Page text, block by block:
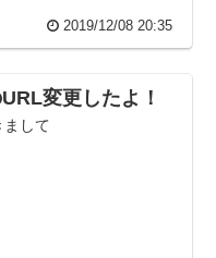
2019/12/08 20:35
変更したよ！
まして